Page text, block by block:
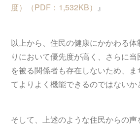
度）（PDF：1,532KB） 』
以上から、住民の健康にかかわる体
りにおいて優先度が高く、さらに
を被る関係者も存在しないため、
てよりよく機能できるのではないか
そして、上述のような住民からの